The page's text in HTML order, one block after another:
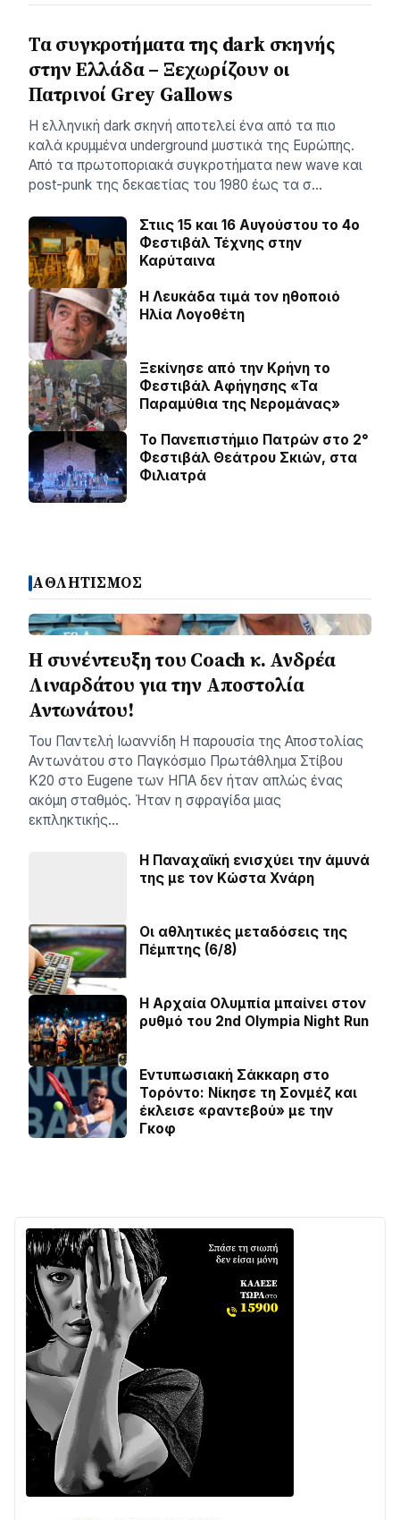
Τα συγκροτήματα της dark σκηνής
στην Ελλάδα – Ξεχωρίζουν οι
Πατρινοί Grey Gallows
Η ελληνική dark σκηνή αποτελεί ένα από τα πιο
καλά κρυμμένα underground μυστικά της Ευρώπης.
Από τα πρωτοποριακά συγκροτήματα new wave και
post-punk της δεκαετίας του 1980 έως τα σ…
Στιις 15 και 16 Αυγούστου το 4ο
Φεστιβάλ Τέχνης στην
Καρύταινα
Η Λευκάδα τιμά τον ηθοποιό
Ηλία Λογοθέτη
Ξεκίνησε από την Κρήνη το
Φεστιβάλ Αφήγησης «Τα
Παραμύθια της Νερομάνας»
Το Πανεπιστήμιο Πατρών στο 2°
Φεστιβάλ Θεάτρου Σκιών, στα
Φιλιατρά
ΑΘΛΗΤΙΣΜΟΣ
H συνέντευξη του Coach κ. Ανδρέα
Λιναρδάτου για την Αποστολία
Αντωνάτου!
Του Παντελή Ιωαννίδη ​Η παρουσία της Αποστολίας
Αντωνάτου στο Παγκόσμιο Πρωτάθλημα Στίβου
Κ20 στο Eugene των ΗΠΑ δεν ήταν απλώς ένας
ακόμη σταθμός. Ήταν η σφραγίδα μιας
εκπληκτικής…
Η Παναχαϊκή ενισχύει την άμυνά
της με τον Κώστα Χνάρη
Οι αθλητικές μεταδόσεις της
Πέμπτης (6/8)
Η Αρχαία Ολυμπία μπαίνει στον
ρυθμό του 2nd Olympia Night Run
Εντυπωσιακή Σάκκαρη στο
Τορόντο: Νίκησε τη Σονμέζ και
έκλεισε «ραντεβού» με την
Γκοφ